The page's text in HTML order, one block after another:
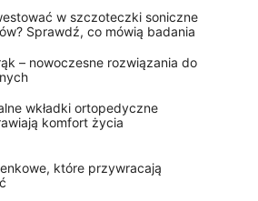
w szczoteczki soniczne
Sprawdź, co mówią badania
– nowoczesne rozwiązania do
wkładki ortopedyczne
komfort życia
które przywracają